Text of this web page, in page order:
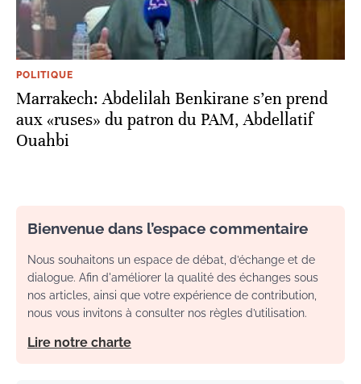
POLITIQUE
Marrakech: Abdelilah Benkirane s’en prend
aux «ruses» du patron du PAM, Abdellatif
Ouahbi
Bienvenue dans l’espace commentaire
Nous souhaitons un espace de débat, d’échange et de
dialogue. Afin d'améliorer la qualité des échanges sous
nos articles, ainsi que votre expérience de contribution,
nous vous invitons à consulter nos règles d’utilisation.
Lire notre charte